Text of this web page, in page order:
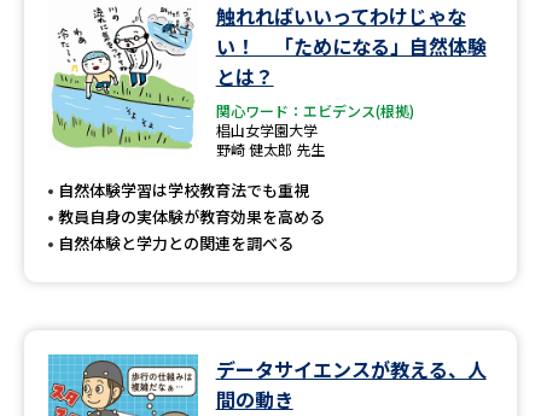
触れればいいってわけじゃな
い！ 「ためになる」自然体験
とは？
関心ワード：エビデンス(根拠)
椙山女学園大学
野崎 健太郎 先生
自然体験学習は学校教育法でも重視
教員自身の実体験が教育効果を高める
自然体験と学力との関連を調べる
データサイエンスが教える、人
間の動き